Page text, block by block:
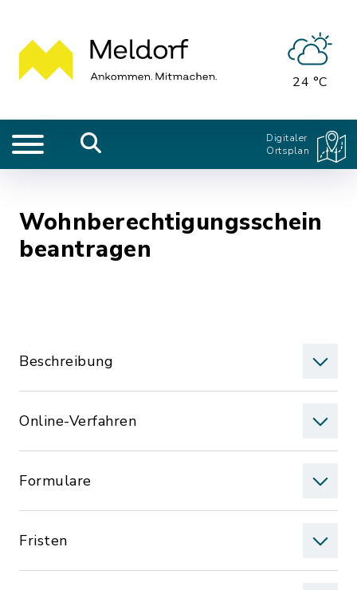
24 °C
Digitaler
Ortsplan
Wohnberechtigungsschein
beantragen
Beschreibung
Online-Verfahren
Formulare
Fristen